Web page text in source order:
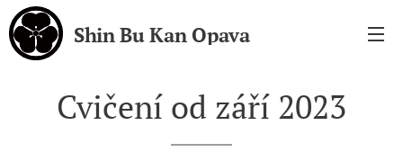
Shin Bu Kan Opava
Cvičení od září 2023